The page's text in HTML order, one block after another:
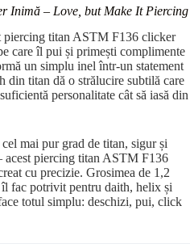
Inimă – Love, but Make It Piercing
piercing titan ASTM F136 clicker
care îl pui și primești complimente
un simplu inel într-un statement
titan dă o strălucire subtilă care
personalitate cât să iasă din
mai pur grad de titan, sigur și
piercing titan ASTM F136
cu precizie. Grosimea de 1,2
fac potrivit pentru daith, helix și
totul simplu: deschizi, pui, click